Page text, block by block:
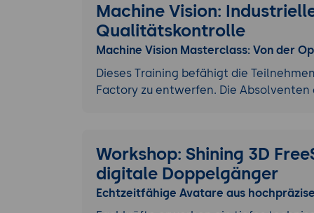
Machine Vision:
Qualitätskontrolle
Machine Vision Masterclass: Von der
Dieses Training befähigt die
Factory zu entwerfen. Die
Workshop: Shining 3D
digitale Doppelgänger
Echtzeitfähige Avatare aus